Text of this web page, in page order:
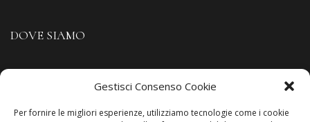
Gestisci Consenso Cookie
Per fornire le migliori esperienze, utilizziamo tecnologie come i cookie
DOVE SIAMO
Lettomanoppello (PE)